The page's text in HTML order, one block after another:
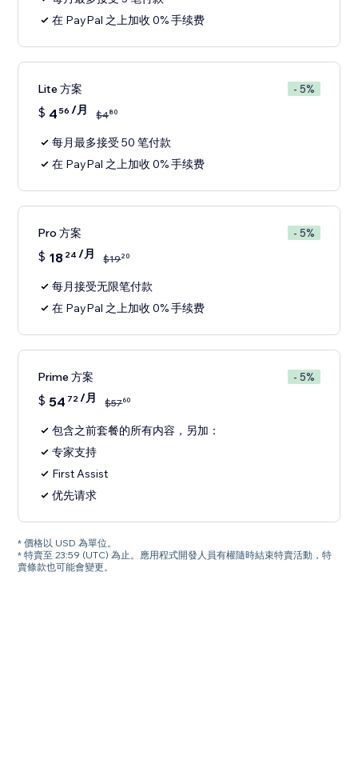
在 PayPal 之上加收 0% 手续费
Lite 方案 - 5%
$ 4 56 /月 $480
每月最多接受 50 笔付款
在 PayPal 之上加收 0% 手续费
Pro 方案 - 5%
$ 18 24 /月 $1920
每月接受无限笔付款
在 PayPal 之上加收 0% 手续费
Prime 方案 - 5%
$ 54 72/月 $5760
包含之前套餐的所有内容，另加：
专家支持
First Assist
优先请求
* 價格以 USD 為單位。
* 特賣至 23:59 (UTC) 為止。應用程式開發人員有權隨時結束特賣活動，特
賣條款也可能會變更。